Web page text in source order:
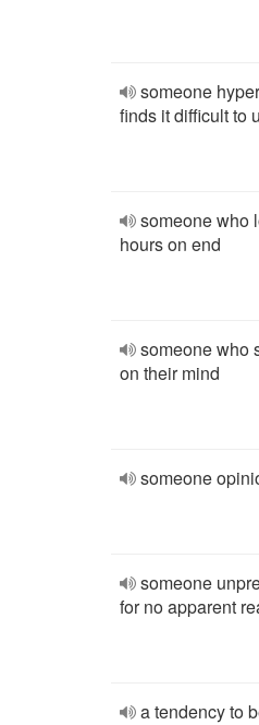
someone
finds it difficult to
someone who
hours on end
someone who
on their mind
someone
someone
for no apparent
a tendency to